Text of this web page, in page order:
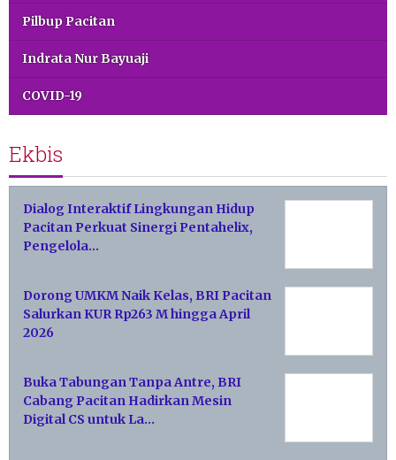
Pilbup Pacitan
Indrata Nur Bayuaji
COVID-19
Ekbis
Dialog Interaktif Lingkungan Hidup
Pacitan Perkuat Sinergi Pentahelix,
Pengelola…
Dorong UMKM Naik Kelas, BRI Pacitan
Salurkan KUR Rp263 M hingga April
2026
Buka Tabungan Tanpa Antre, BRI
Cabang Pacitan Hadirkan Mesin
Digital CS untuk La…